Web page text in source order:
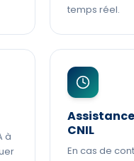
temps réel.
à
CNIL
En cas de